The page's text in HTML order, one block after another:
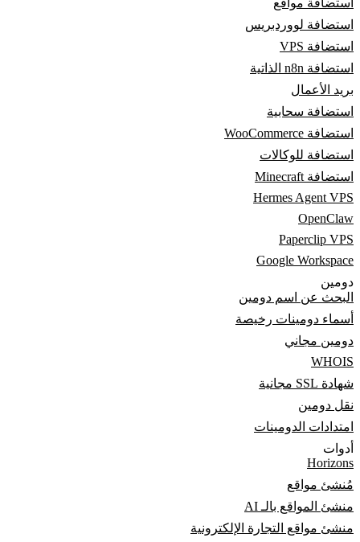
استضافة مواقع
استضافة لووردبريس
استضافة VPS
استضافة n8n الذاتية
بريد الأعمال
استضافة سحابية
استضافة WooCommerce
استضافة للوكالات
استضافة Minecraft
Hermes Agent VPS
OpenClaw
Paperclip VPS
Google Workspace
دومين
البحث عن اسم دومين
أسماء دومينات رخيصة
دومين مجاني
WHOIS
شهادة SSL مجانية
نقل دومين
امتدادات الدومينات
أدوات
Horizons
مُنشئ مواقع
منشئ المواقع بالـ AI
منشئ مواقع التجارة الإلكترونية